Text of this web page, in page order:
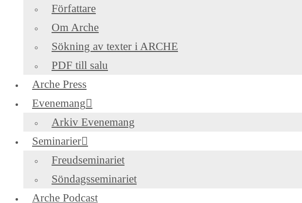
Författare
Om Arche
Sökning av texter i ARCHE
PDF till salu
Arche Press
Evenemang
Arkiv Evenemang
Seminarier
Freudseminariet
Söndagsseminariet
Arche Podcast